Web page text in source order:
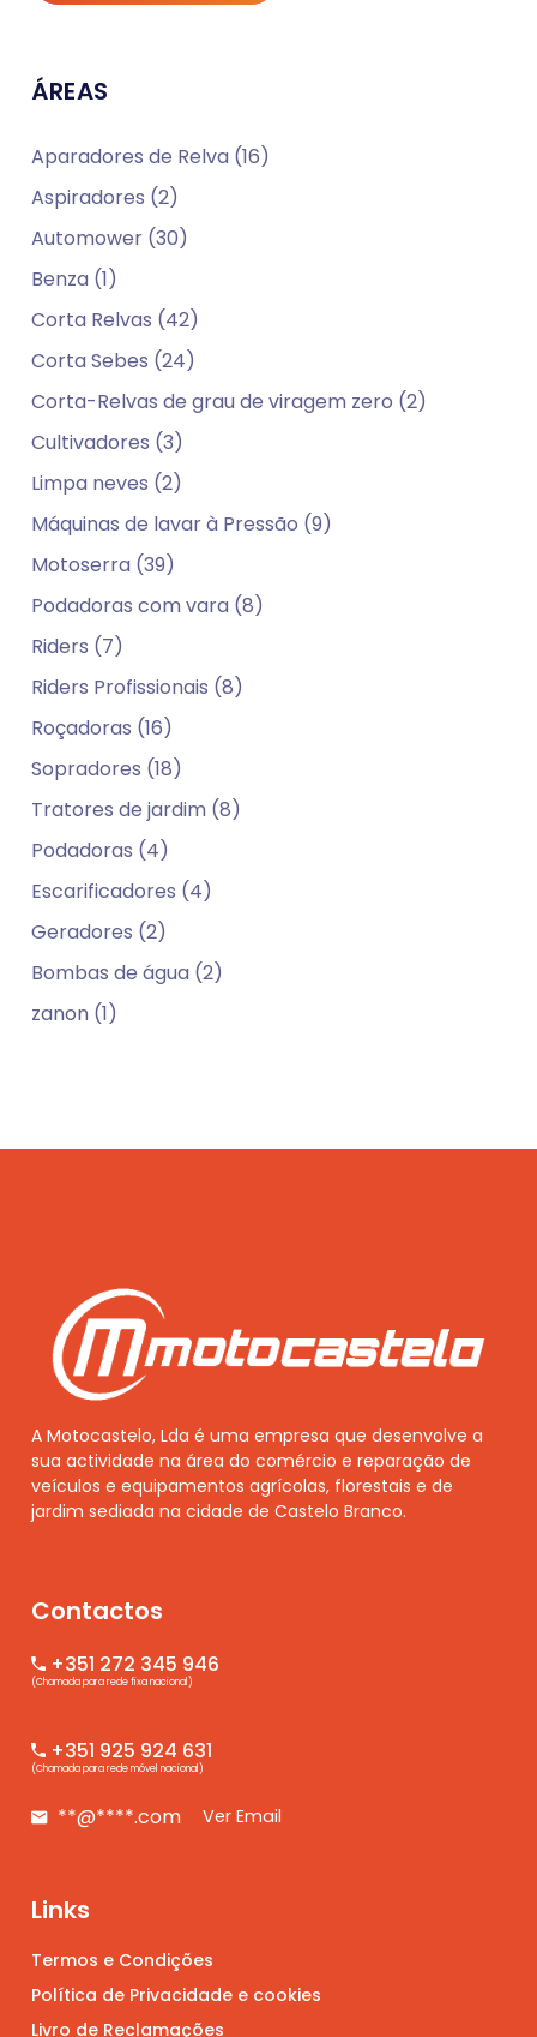
ÁREAS
Aparadores de Relva (16)
Aspiradores (2)
Automower (30)
Benza (1)
Corta Relvas (42)
Corta Sebes (24)
Corta-Relvas de grau de viragem zero (2)
Cultivadores (3)
Limpa neves (2)
Máquinas de lavar à Pressão (9)
Motoserra (39)
Podadoras com vara (8)
Riders (7)
Riders Profissionais (8)
Roçadoras (16)
Sopradores (18)
Tratores de jardim (8)
Podadoras (4)
Escarificadores (4)
Geradores (2)
Bombas de água (2)
zanon (1)
A Motocastelo, Lda é uma empresa que desenvolve a
sua actividade na área do comércio e reparação de
veículos e equipamentos agrícolas, florestais e de
jardim sediada na cidade de Castelo Branco.
Contactos
+351 272 345 946
(Chamada para rede fixa nacional)
+351 925 924 631
(Chamada para rede móvel nacional)
**@****.com Ver Email
Links
Termos e Condições
Política de Privacidade e cookies
Livro de Reclamações